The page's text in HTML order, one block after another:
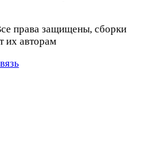
права защищены, сборки
их авторам